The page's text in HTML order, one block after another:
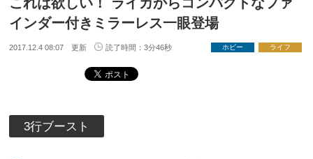
インダー付きミラーレス一眼登場
2017.12.4 08:07 更新 読了時間：3分46秒 ホビー ライフ
3行ブースト